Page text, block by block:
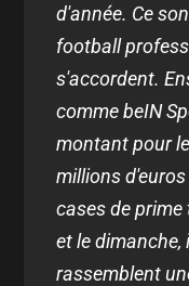
d'année. Ce
football
s'accordent.
comme beIN
montant pour
millions
cases de prime
et le
rassemblent